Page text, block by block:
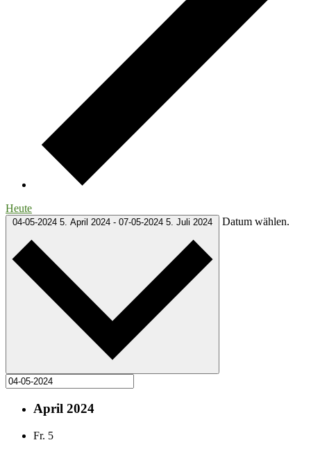
Heute
04-05-2024 5. April 2024 - 07-05-2024 5. Juli 2024 Datum wählen.
April 2024
Fr. 5